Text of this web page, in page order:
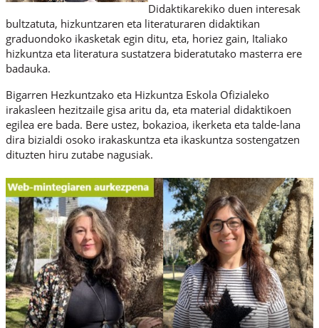
Didaktikarekiko duen interesak
bultzatuta, hizkuntzaren eta literaturaren didaktikan
graduondoko ikasketak egin ditu, eta, horiez gain, Italiako
hizkuntza eta literatura sustatzera bideratutako masterra ere
badauka.
Bigarren Hezkuntzako eta Hizkuntza Eskola Ofizialeko
irakasleen hezitzaile gisa aritu da, eta material didaktikoen
egilea ere bada. Bere ustez, bokazioa, ikerketa eta talde-lana
dira bizialdi osoko irakaskuntza eta ikaskuntza sostengatzen
dituzten hiru zutabe nagusiak.